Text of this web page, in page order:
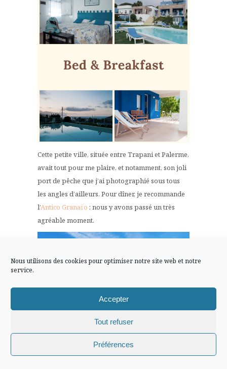
Nous utilisons des cookies pour optimiser notre site web et notre
service.
Accepter
Tout refuser
Préférences
Cette petite ville, située entre Trapani et Palerme,
avait tout pour me plaire, et notamment, son joli
port de pêche que j’ai photographié sous tous
les angles d’ailleurs. Pour dîner, je recommande
l’Antico Granaïo : nous y avons passé un très
agréable moment.
permis de vraiment profiter de la piscine, mais
tant pis, j’ai adoré quand même…
Suivre sur Instagram
Mentions légales Confidentialité